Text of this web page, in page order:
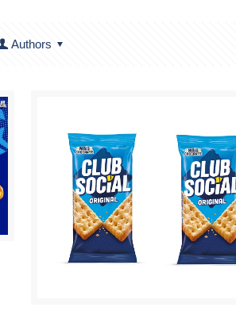
Authors